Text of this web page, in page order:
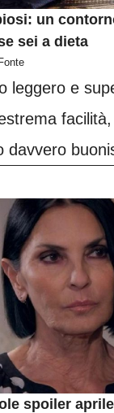
un
sei a dieta
leggero e
davvero
spoiler